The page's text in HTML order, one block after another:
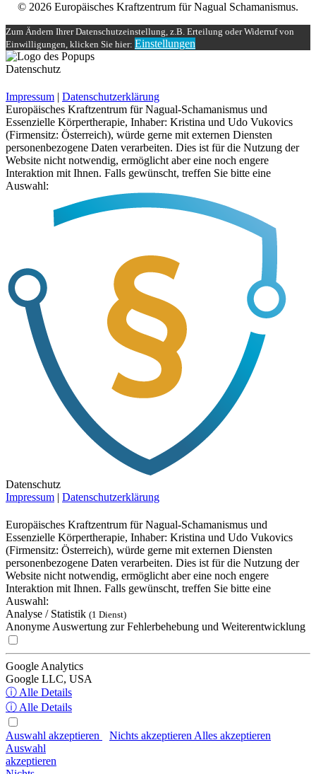
© 2026 Europäisches Kraftzentrum für Nagual Schamanismus.
Zum Ändern Ihrer Datenschutzeinstellung, z.B. Erteilung oder Widerruf von
Einwilligungen, klicken Sie hier: Einstellungen
Datenschutz
Impressum | Datenschutzerklärung
Europäisches Kraftzentrum für Nagual-Schamanismus und
Essenzielle Körpertherapie, Inhaber: Kristina und Udo Vukovics
(Firmensitz: Österreich), würde gerne mit externen Diensten
personenbezogene Daten verarbeiten. Dies ist für die Nutzung der
Website nicht notwendig, ermöglicht aber eine noch engere
Interaktion mit Ihnen. Falls gewünscht, treffen Sie bitte eine
Auswahl:
Datenschutz
Impressum | Datenschutzerklärung
Europäisches Kraftzentrum für Nagual-Schamanismus und
Essenzielle Körpertherapie, Inhaber: Kristina und Udo Vukovics
(Firmensitz: Österreich), würde gerne mit externen Diensten
personenbezogene Daten verarbeiten. Dies ist für die Nutzung der
Website nicht notwendig, ermöglicht aber eine noch engere
Interaktion mit Ihnen. Falls gewünscht, treffen Sie bitte eine
Auswahl:
Analyse / Statistik (1 Dienst)
Anonyme Auswertung zur Fehlerbehebung und Weiterentwicklung
Google Analytics
Google LLC, USA
ⓘ Alle Details
ⓘ Alle Details
Auswahl akzeptieren Nichts akzeptieren Alles akzeptieren
Auswahl
akzeptieren